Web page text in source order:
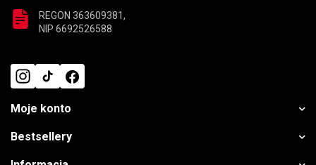
REGON 363609381,
NIP 6692526588
Moje konto
Bestsellery